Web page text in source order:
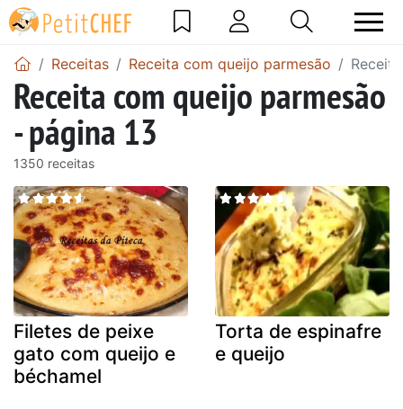
Receitas Receita com queijo parmesão
Receita com queijo parmesão
- página 13
1350 receitas
Filetes de peixe
gato com queijo e
béchamel
Torta de espinafre
e queijo